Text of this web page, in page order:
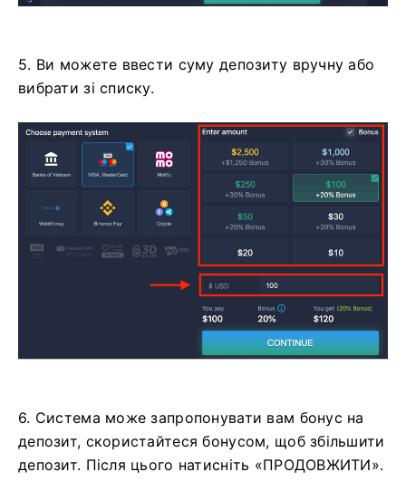
5. Ви можете ввести суму депозиту вручну або
вибрати зі списку.
6. Система може запропонувати вам бонус на
депозит, скористайтеся бонусом, щоб збільшити
депозит. Після цього натисніть «ПРОДОВЖИТИ».